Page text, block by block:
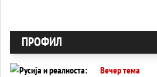
ПРОФИЛ
Вечер тема